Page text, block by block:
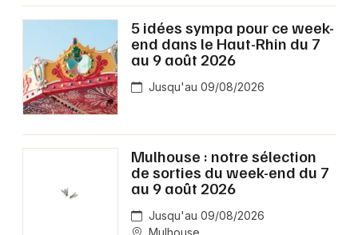
5 idées sympa pour ce week-
end dans le Haut-Rhin du 7
au 9 août 2026
Jusqu'au 09/08/2026
Mulhouse : notre sélection
de sorties du week-end du 7
au 9 août 2026
Jusqu'au 09/08/2026
Mulhouse